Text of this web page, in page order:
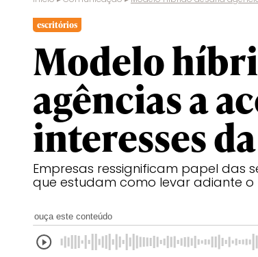
escritórios
Modelo
agências a
interesses
Empresas ressignificam papel das
que estudam como levar adiante
ouça este conteúdo